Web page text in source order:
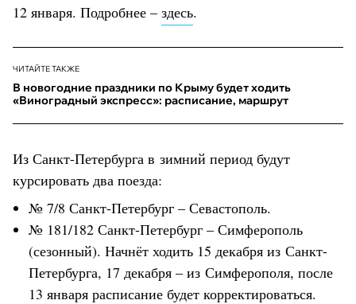
12 января. Подробнее – здесь.
ЧИТАЙТЕ ТАКЖЕ
В новогодние праздники по Крыму будет ходить
«Виноградный экспресс»: расписание, маршрут
Из Санкт-Петербурга в зимний период будут
курсировать два поезда:
№ 7/8 Санкт-Петербург – Севастополь.
№ 181/182 Санкт-Петербург – Симферополь
(сезонный). Начнёт ходить 15 декабря из Санкт-
Петербурга, 17 декабря – из Симферополя, после
13 января расписание будет корректироваться.